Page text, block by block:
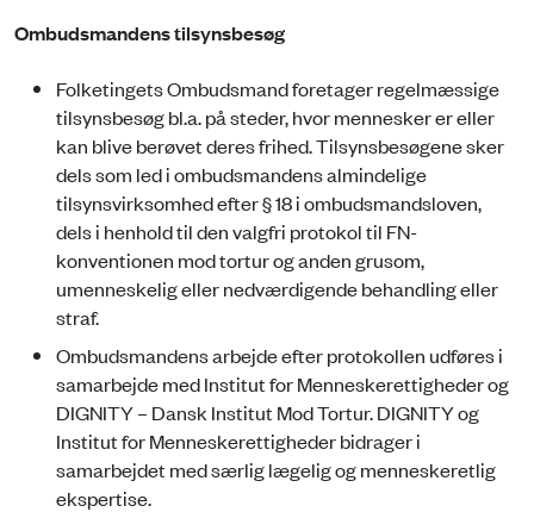
Ombudsmandens tilsynsbesøg
Folketingets Ombudsmand foretager regelmæssige
tilsynsbesøg bl.a. på steder, hvor mennesker er eller
kan blive berøvet deres frihed. Tilsynsbesøgene sker
dels som led i ombudsmandens almindelige
tilsynsvirksomhed efter § 18 i ombudsmandsloven,
dels i henhold til den valgfri protokol til FN-
konventionen mod tortur og anden grusom,
umenneskelig eller nedværdigende behandling eller
straf.
Ombudsmandens arbejde efter protokollen udføres i
samarbejde med Institut for Menneskerettigheder og
DIGNITY – Dansk Institut Mod Tortur. DIGNITY og
Institut for Menneskerettigheder bidrager i
samarbejdet med særlig lægelig og menneskeretlig
ekspertise.